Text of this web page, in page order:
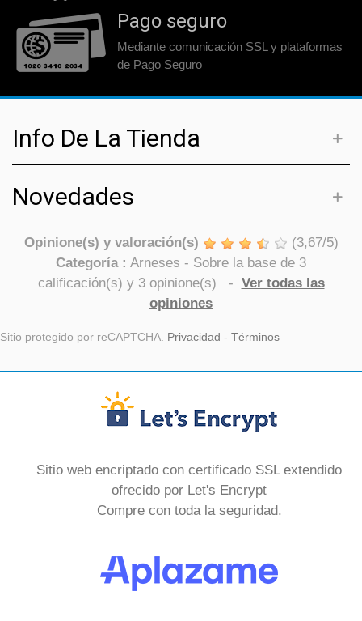
Pago seguro
Mediante comunicación SSL y plataformas
de Pago Seguro
Info De La Tienda
Novedades
Opinione(s) y valoración(s) (3,67/5)
Categoría : Arneses - Sobre la base de 3
calificación(s) y 3opinione(s) - Ver todas las
opiniones
Sitio protegido por reCAPTCHA. Privacidad - Términos
Sitio web encriptado con certificado SSL extendido
ofrecido por Let's Encrypt
Compre con toda la seguridad.